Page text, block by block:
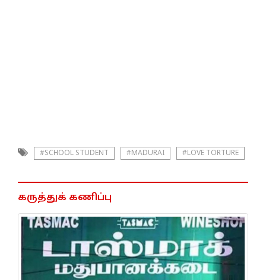
#SCHOOL STUDENT #MADURAI #LOVE TORTURE
கருத்துக் கணிப்பு